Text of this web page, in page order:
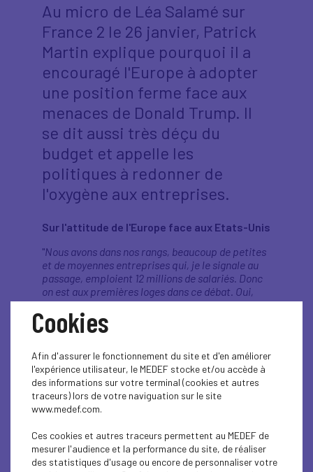
Au micro de Léa Salamé sur
France 2 le 26 janvier, Patrick
Martin explique pourquoi il a
encouragé l'Europe à adopter
une position ferme face aux
menaces de Donald Trump. Il
se dit aussi très déçu du
budget et appelle les
politiques à redonner de
l'oxygène aux entreprises.
Sur l'attitude de l'Europe face aux Etats-Unis
"Nous avons dans nos rangs, beaucoup de petites
et de moyennes entreprises qui, je le signale au
passage, emploient 12 millions de salariés. Donc
on est aux premières loges dans ce débat. Oui,
j’avais encouragé l’Europe à adopter une position
ferme, elle l’a tenue, on a vu que cela donnait des
résultats. (...) Les États-Unis et monsieur Donald
Chinois, pour commencer, mais également les
États-Unis, mettaient en place des droits de
douane qui pouvaient être fatals à une industrie
qui emploie 70 000 personnes donc, je suis
parfaitement conscient qu'il peut y avoir des
enfin, si on capitule à chaque fois, c'est sans fin.
On commence à comprendre la personnalité de
Donald Trump, il ne faut pas le pousser au crime."
Cookies
Afin d'assurer le fonctionnement du site et d'en améliorer
l'expérience utilisateur, le MEDEF stocke et/ou accède à
des informations sur votre terminal (cookies et autres
traceurs) lors de votre naviguation sur le site
www.medef.com.
Ces cookies et autres traceurs permettent au MEDEF de
mesurer l'audience et la performance du site, de réaliser
des statistiques d'usage ou encore de personnaliser votre